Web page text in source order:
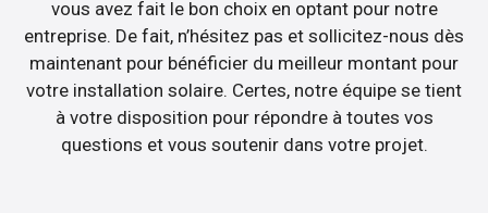
vous avez fait le bon choix en optant pour notre
entreprise. De fait, n’hésitez pas et sollicitez-nous dès
maintenant pour bénéficier du meilleur montant pour
votre installation solaire. Certes, notre équipe se tient
à votre disposition pour répondre à toutes vos
questions et vous soutenir dans votre projet.